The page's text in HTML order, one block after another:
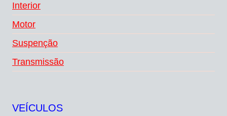
Interior
Motor
Suspenção
Transmissão
VEÍCULOS